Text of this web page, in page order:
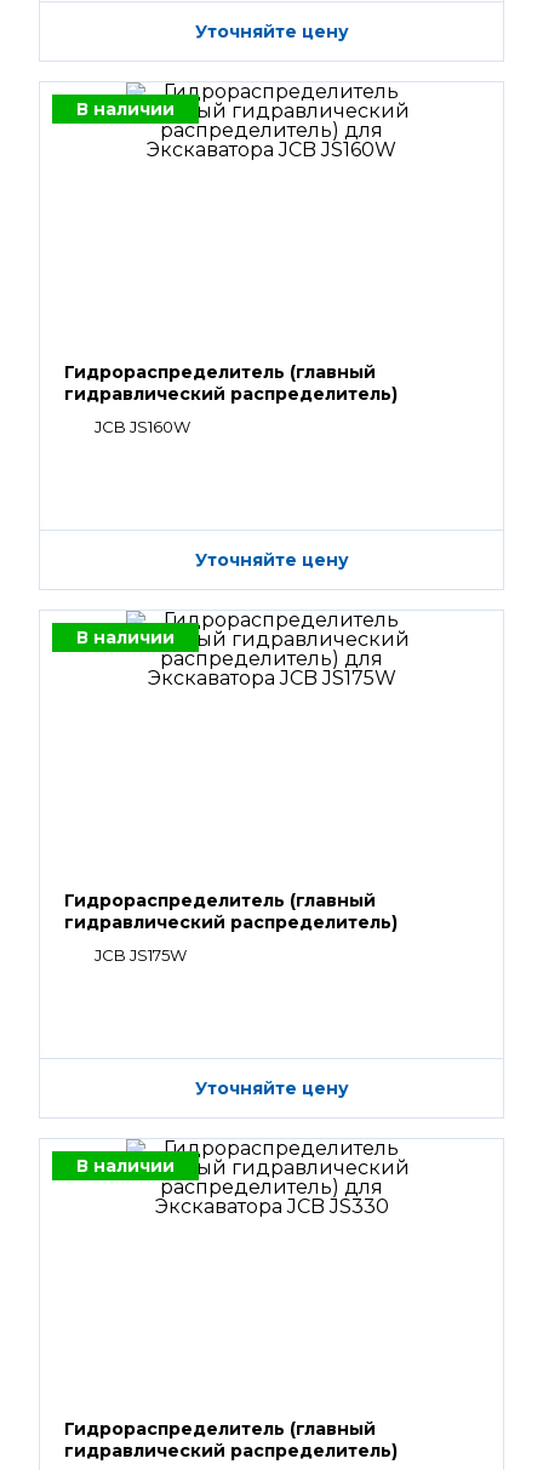
Уточняйте цену
В наличии
Гидрораспределитель (главный
гидравлический распределитель)
JCB JS160W
Уточняйте цену
В наличии
Гидрораспределитель (главный
гидравлический распределитель)
JCB JS175W
Уточняйте цену
В наличии
Гидрораспределитель (главный
гидравлический распределитель)